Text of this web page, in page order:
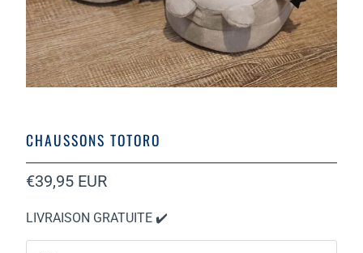
CHAUSSONS TOTORO
€39,95 EUR
LIVRAISON GRATUITE ✔️